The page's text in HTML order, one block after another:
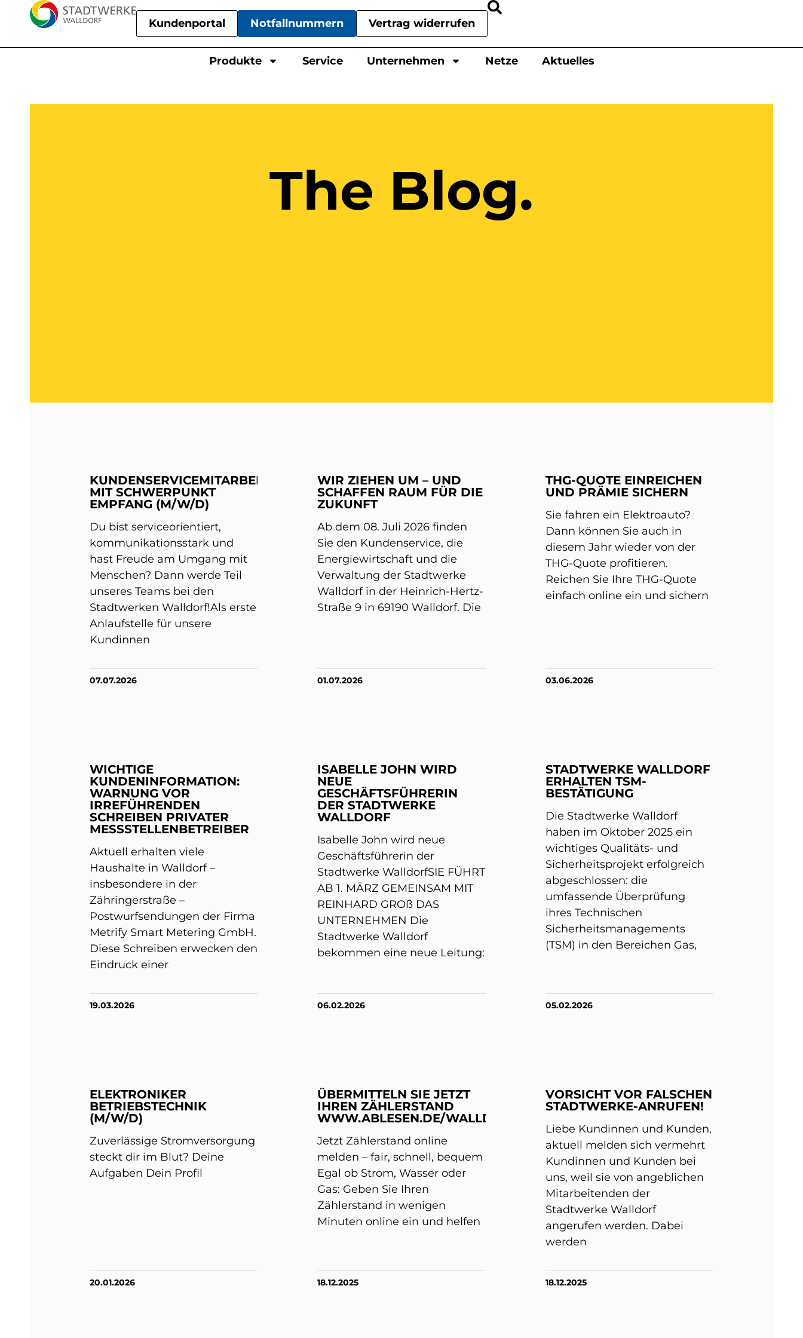
Kundenportal Notfallnummern Vertrag widerrufen
Produkte Service Unternehmen Netze Aktuelles
The Blog.
KUNDENSERVICEMITARBEITER
MIT SCHWERPUNKT
EMPFANG (M/W/D)
Du bist serviceorientiert,
kommunikationsstark und
hast Freude am Umgang mit
Menschen? Dann werde Teil
unseres Teams bei den
Stadtwerken Walldorf!Als erste
Anlaufstelle für unsere
Kundinnen
07.07.2026
WIR ZIEHEN UM – UND
SCHAFFEN RAUM FÜR DIE
ZUKUNFT
Ab dem 08. Juli 2026 finden
Sie den Kundenservice, die
Energiewirtschaft und die
Verwaltung der Stadtwerke
Walldorf in der Heinrich-Hertz-
Straße 9 in 69190 Walldorf. Die
01.07.2026
THG-QUOTE EINREICHEN
UND PRÄMIE SICHERN
Sie fahren ein Elektroauto?
Dann können Sie auch in
diesem Jahr wieder von der
THG-Quote profitieren.
Reichen Sie Ihre THG-Quote
einfach online ein und sichern
03.06.2026
WICHTIGE
KUNDENINFORMATION:
WARNUNG VOR
IRREFÜHRENDEN
SCHREIBEN PRIVATER
MESSSTELLENBETREIBER
Aktuell erhalten viele
Haushalte in Walldorf –
insbesondere in der
Zähringerstraße –
Postwurfsendungen der Firma
Metrify Smart Metering GmbH.
Diese Schreiben erwecken den
Eindruck einer
19.03.2026
ISABELLE JOHN WIRD
NEUE
GESCHÄFTSFÜHRERIN
DER STADTWERKE
WALLDORF
Isabelle John wird neue
Geschäftsführerin der
Stadtwerke WalldorfSIE FÜHRT
AB 1. MÄRZ GEMEINSAM MIT
REINHARD GROß DAS
UNTERNEHMEN Die
Stadtwerke Walldorf
bekommen eine neue Leitung:
06.02.2026
STADTWERKE WALLDORF
ERHALTEN TSM-
BESTÄTIGUNG
Die Stadtwerke Walldorf
haben im Oktober 2025 ein
wichtiges Qualitäts- und
Sicherheitsprojekt erfolgreich
abgeschlossen: die
umfassende Überprüfung
ihres Technischen
Sicherheitsmanagements
(TSM) in den Bereichen Gas,
05.02.2026
ELEKTRONIKER
BETRIEBSTECHNIK
(M/W/D)
Zuverlässige Stromversorgung
steckt dir im Blut? Deine
Aufgaben Dein Profil
20.01.2026
ÜBERMITTELN SIE JETZT
IHREN ZÄHLERSTAND
WWW.ABLESEN.DE/WALLDORF/
Jetzt Zählerstand online
melden – fair, schnell, bequem
Egal ob Strom, Wasser oder
Gas: Geben Sie Ihren
Zählerstand in wenigen
Minuten online ein und helfen
18.12.2025
VORSICHT VOR FALSCHEN
STADTWERKE-ANRUFEN!
Liebe Kundinnen und Kunden,
aktuell melden sich vermehrt
Kundinnen und Kunden bei
uns, weil sie von angeblichen
Mitarbeitenden der
Stadtwerke Walldorf
angerufen werden. Dabei
werden
18.12.2025